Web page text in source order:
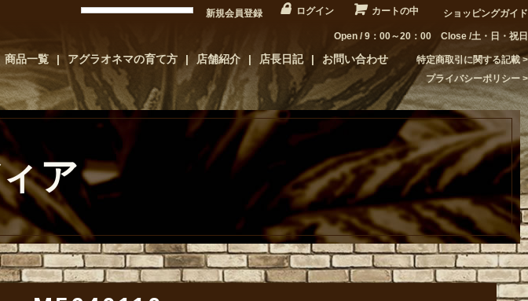
新規会員登録 ログイン カートの中 ショッピングガイド
Open / 9：00～20：00 Close /土・日・祝日
商品一覧 アグラオネマの育て方 店舗紹介 店長日記 お問い合わせ
特定商取引に関する記載
プライバシーポリシー
ア